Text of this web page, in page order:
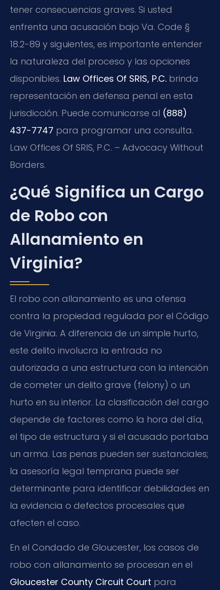
tener consecuencias graves. Si usted
enfrenta una acusación bajo Va. Code §
18.2-89 y siguientes, es importante entender
la naturaleza del proceso y las opciones
disponibles. Law Offices Of SRIS, P.C. brinda
representación en defensa penal en esta
jurisdicción. Puede comunicarse al (888)
437-7747 para programar una consulta.
Law Offices Of SRIS, P.C. – Advocacy Without
Borders.
¿Qué Significa un Cargo
de Robo con
Allanamiento en
Virginia?
El robo con allanamiento es una ofensa
contra la propiedad regulada por el Código
de Virginia. A diferencia de un simple hurto,
este delito involucra la entrada no
autorizada a una estructura con la intención
de cometer un delito grave (felony) o un
hurto en su interior. La clasificación del cargo
depende de factores como la hora del día,
el tipo de estructura y si el acusado portaba
un arma. Las penas pueden ser sustanciales;
la asesoría legal temprana puede ser
determinante para identificar debilidades en
la evidencia o defectos procesales que
afecten el caso.
En el Condado de Gloucester, los casos de
robo con allanamiento se procesan en el
Gloucester County Circuit Court para